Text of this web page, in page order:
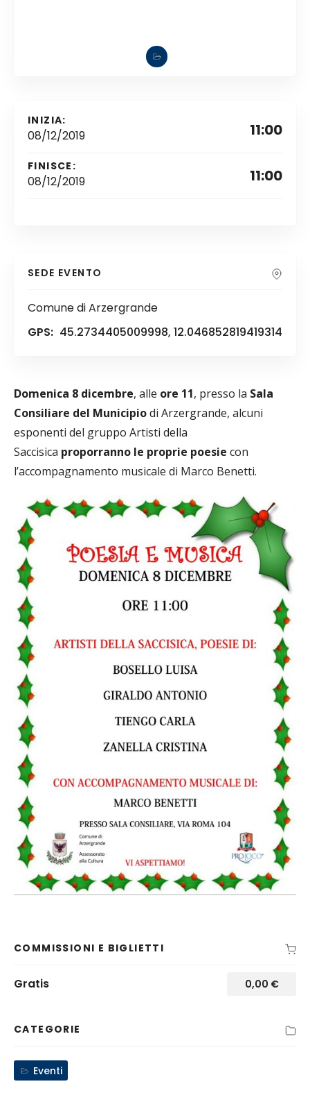
INIZIA:
08/12/2019 11:00
FINISCE:
08/12/2019 11:00
SEDE EVENTO
Comune di Arzergrande
GPS: 45.2734405009998, 12.046852819419314
Domenica 8 dicembre, alle ore 11, presso la Sala
Consiliare del Municipiodi Arzergrande, alcuni
esponenti del gruppo Artisti della
Saccisica proporranno le proprie poesie con
l’accompagnamento musicale di Marco Benetti.
COMMISSIONI E BIGLIETTI
Gratis 0,00 €
CATEGORIE
Eventi